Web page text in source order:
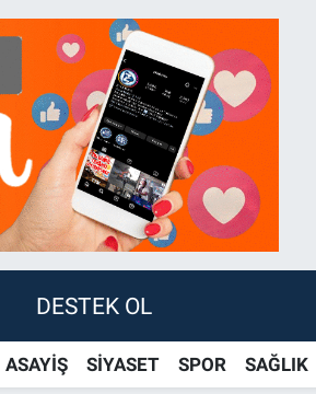
DESTEK OL
ASAYİŞ SİYASET SPOR SAĞLIK